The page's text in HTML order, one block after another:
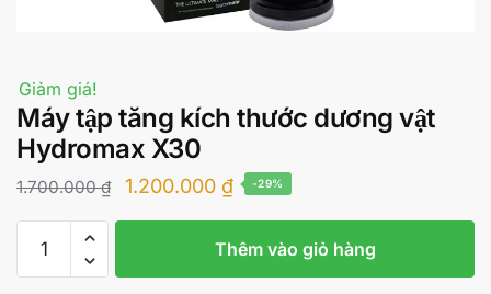
Giảm giá!
Máy tập tăng kích thước dương vật
Hydromax X30
1.700.000₫
Giá
gốc
1.700.000 ₫.
1.200.000 ₫Giá
hiện
tại
là:
-29%
Thêm vào giỏ hàng